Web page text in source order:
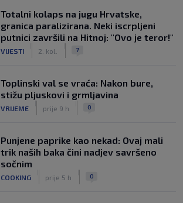
Totalni kolaps na jugu Hrvatske,
granica paralizirana. Neki iscrpljeni
putnici završili na Hitnoj: "Ovo je teror!"
VIJESTI 2. kol. 7
Toplinski val se vraća: Nakon bure,
stižu pljuskovi i grmljavina
VRIJEME prije 9 h 0
Punjene paprike kao nekad: Ovaj mali
trik naših baka čini nadjev savršeno
sočnim
COOKING prije 5 h 0